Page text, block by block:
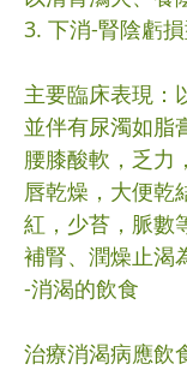
3. 下消-腎陰虧
主要臨床表現：
並伴有尿濁如脂
腰膝酸軟，乏力
唇乾燥，大便乾
紅，少苔，脈數
補腎、潤燥止渴
-消渴的飲食
治療消渴病應飲